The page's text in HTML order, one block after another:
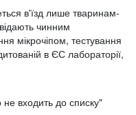
в'їзд лише тваринам-
чинним
мікрочіпом, тестування
в ЄС лабораторії,
входить до списку"